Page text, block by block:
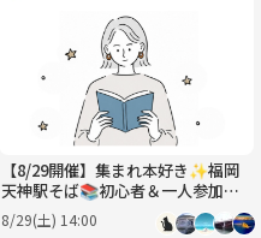
【8/29開催】集まれ本好き✨福岡
天神駅そば📚初心者＆一人参加大
歓迎！気軽に繋がる読書会
8/29(土) 14:00